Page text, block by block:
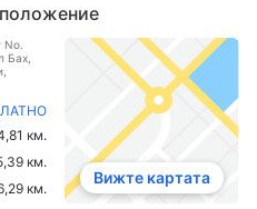
No.
Бах,
км.
км.
км.
Вижте картата